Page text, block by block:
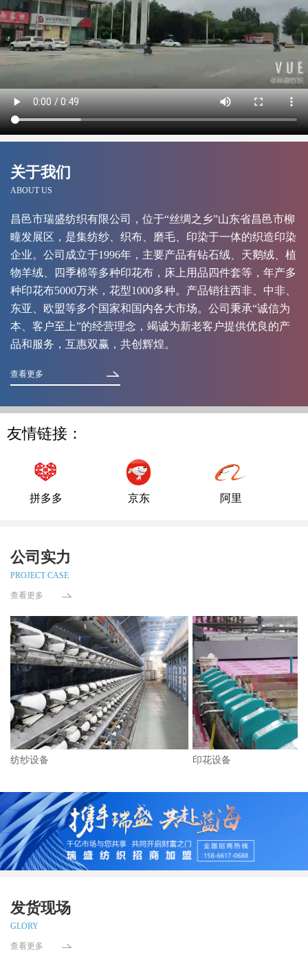
关于我们
ABOUT US
昌邑市瑞盛纺织有限公司，位于“丝绸之乡”山东省昌邑市柳
疃发展区，是集纺纱、织布、磨毛、印染于一体的织造印染
企业。公司成立于1996年，主要产品有钻石绒、天鹅绒、植
物羊绒、四季棉等多种印花布，床上用品四件套等，年产多
种印花布5000万米，花型1000多种。产品销往西非、中非、
东亚、欧盟等多个国家和国内各大市场。公司秉承“诚信为
本、客户至上”的经营理念，竭诚为新老客户提供优良的产
品和服务，互惠双赢，共创辉煌。
查看更多
友情链接：
拼多多 京东 阿里
公司实力
PROJECT CASE
查看更多
纺纱设备 印花设备
发货现场
GLORY
查看更多